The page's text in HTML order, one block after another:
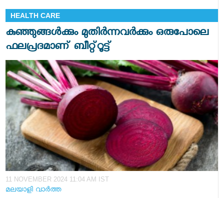
HEALTH CARE
കുഞ്ഞുങ്ങള്‍ക്കും മുതിര്‍ന്നവര്‍ക്കും ഒരുപോലെ
ഫലപ്രദമാണ് ബീറ്റ്റൂട്ട്
11 NOVEMBER 2024 11:04 AM IST
മലയാളി വാര്‍ത്ത